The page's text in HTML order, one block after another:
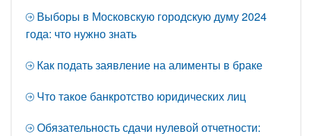
Выборы в Московскую городскую думу 2024
года: что нужно знать
Как подать заявление на алименты в браке
Что такое банкротство юридических лиц
Обязательность сдачи нулевой отчетности: